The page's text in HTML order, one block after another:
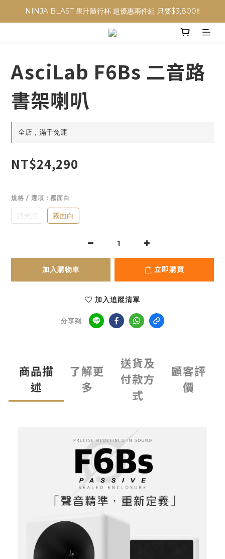
NINJA BLAST 果汁隨行杯 超優惠兩件組 只要$3,800‼️
NINJA BLAST 果汁隨行杯 超優惠兩件組 只要$3,800‼️
✨收藏經典， F接環鏡頭4折起✨
NINJA BLAST 果汁隨行杯 超優惠兩件組 只要$3,800‼️
AsciLab F6Bs 二音路
書架喇叭
全店，滿千免運
NT$24,290
規格 / 選項 : 霧面白
消光黑 霧面白
加入購物車 立即購買
加入追蹤清單
分享到
商品描
述
了解更
多
送貨及
付款方
式
顧客評
價